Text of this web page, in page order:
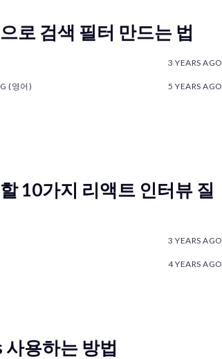
로 검색 필터 만드는 법
3 YEARS AGO
(영어) 5 YEARS AGO
10가지 리액트 인터뷰 질
3 YEARS AGO
4 YEARS AGO
용하는 방법